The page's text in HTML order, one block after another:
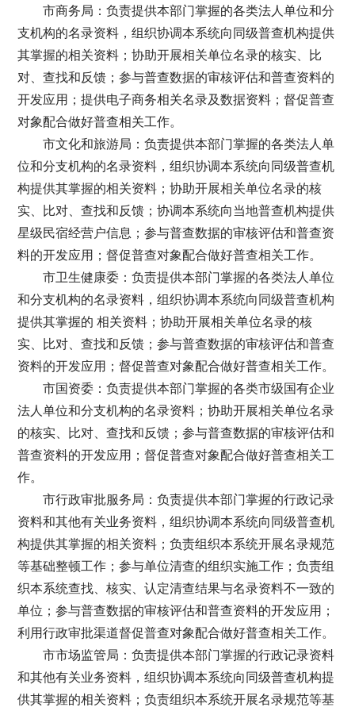
市商务局：负责提供本部门掌握的各类法人单位和分
支机构的名录资料，组织协调本系统向同级普查机构提供
其掌握的相关资料；协助开展相关单位名录的核实、比
对、查找和反馈；参与普查数据的审核评估和普查资料的
开发应用；提供电子商务相关名录及数据资料；督促普查
对象配合做好普查相关工作。
市文化和旅游局：负责提供本部门掌握的各类法人单
位和分支机构的名录资料，组织协调本系统向同级普查机
构提供其掌握的相关资料；协助开展相关单位名录的核
实、比对、查找和反馈；协调本系统向当地普查机构提供
星级民宿经营户信息；参与普查数据的审核评估和普查资
料的开发应用；督促普查对象配合做好普查相关工作。
市卫生健康委：负责提供本部门掌握的各类法人单位
和分支机构的名录资料，组织协调本系统向同级普查机构
提供其掌握的 相关资料；协助开展相关单位名录的核
实、比对、查找和反馈；参与普查数据的审核评估和普查
资料的开发应用；督促普查对象配合做好普查相关工作。
市国资委：负责提供本部门掌握的各类市级国有企业
法人单位和分支机构的名录资料；协助开展相关单位名录
的核实、比对、查找和反馈；参与普查数据的审核评估和
普查资料的开发应用；督促普查对象配合做好普查相关工
作。
市行政审批服务局：负责提供本部门掌握的行政记录
资料和其他有关业务资料，组织协调本系统向同级普查机
构提供其掌握的相关资料；负责组织本系统开展名录规范
等基础整顿工作；参与单位清查的组织实施工作；负责组
织本系统查找、核实、认定清查结果与名录资料不一致的
单位；参与普查数据的审核评估和普查资料的开发应用；
利用行政审批渠道督促普查对象配合做好普查相关工作。
市市场监管局：负责提供本部门掌握的行政记录资料
和其他有关业务资料，组织协调本系统向同级普查机构提
供其掌握的相关资料；负责组织本系统开展名录规范等基